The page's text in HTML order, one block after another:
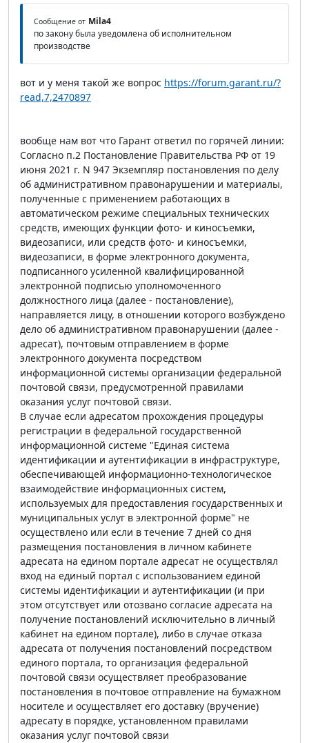
Сообщение от Mila4
по закону была уведомлена об исполнительном
производстве
вот и у меня такой же вопрос https://forum.garant.ru/?
read,7,2470897
вообще нам вот что Гарант ответил по горячей линии:
Согласно п.2 Постановление Правительства РФ от 19
июня 2021 г. N 947 Экземпляр постановления по делу
об административном правонарушении и материалы,
полученные с применением работающих в
автоматическом режиме специальных технических
средств, имеющих функции фото- и киносъемки,
видеозаписи, или средств фото- и киносъемки,
видеозаписи, в форме электронного документа,
подписанного усиленной квалифицированной
электронной подписью уполномоченного
должностного лица (далее - постановление),
направляется лицу, в отношении которого возбуждено
дело об административном правонарушении (далее -
адресат), почтовым отправлением в форме
электронного документа посредством
информационной системы организации федеральной
почтовой связи, предусмотренной правилами
оказания услуг почтовой связи.
В случае если адресатом прохождения процедуры
регистрации в федеральной государственной
информационной системе "Единая система
идентификации и аутентификации в инфраструктуре,
обеспечивающей информационно-технологическое
взаимодействие информационных систем,
используемых для предоставления государственных и
муниципальных услуг в электронной форме" не
осуществлено или если в течение 7 дней со дня
размещения постановления в личном кабинете
адресата на едином портале адресат не осуществлял
вход на единый портал с использованием единой
системы идентификации и аутентификации (и при
этом отсутствует или отозвано согласие адресата на
получение постановлений исключительно в личный
кабинет на едином портале), либо в случае отказа
адресата от получения постановлений посредством
единого портала, то организация федеральной
почтовой связи осуществляет преобразование
постановления в почтовое отправление на бумажном
носителе и осуществляет его доставку (вручение)
адресату в порядке, установленном правилами
оказания услуг почтовой связи